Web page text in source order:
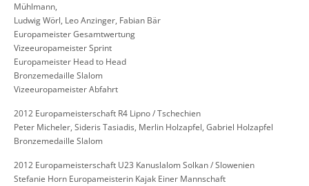
Mühlmann,
Ludwig Wörl, Leo Anzinger, Fabian Bär
Europameister Gesamtwertung
Vizeeuropameister Sprint
Europameister Head to Head
Bronzemedaille Slalom
Vizeeuropameister Abfahrt
2012 Europameisterschaft R4 Lipno / Tschechien
Peter Micheler, Sideris Tasiadis, Merlin Holzapfel, Gabriel Holzapfel
Bronzemedaille Slalom
2012 Europameisterschaft U23 Kanuslalom Solkan / Slowenien
Stefanie Horn Europameisterin Kajak Einer Mannschaft